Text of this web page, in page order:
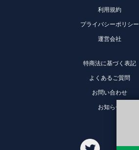
利用規約
プライバシーポリシー
運営会社
特商法に基づく表記
よくあるご質問
お問い合わせ
お知らせ